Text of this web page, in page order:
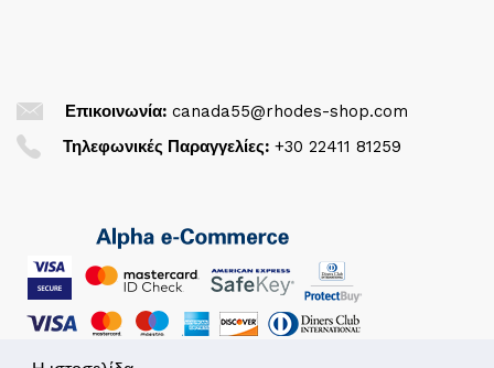
Επικοινωνία: canada55@rhodes-shop.com
Τηλεφωνικές Παραγγελίες: +30 22411 81259